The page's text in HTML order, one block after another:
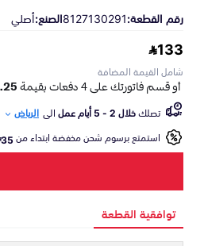
رقم القطعة:8127130291الصنع:أصلي
133
شامل القيمة المضافة
تصلكخلال 2 - 5 أيام عمل الى الرياض
استمتع برسوم شحن مخفضة ابتداء من35
توافقية القطعة